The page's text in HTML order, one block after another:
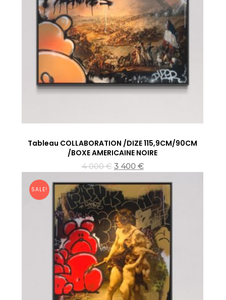
Tableau COLLABORATION /DIZE 115,9CM/90CM
/BOXE AMERICAINE NOIRE
4 000€ 3 400 €
SALE!